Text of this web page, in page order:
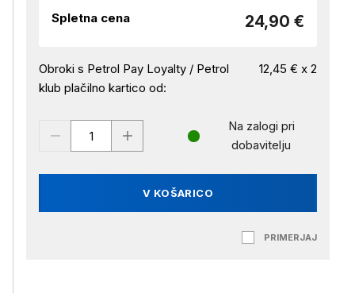
Spletna cena 24,90 €
Obroki s Petrol Pay Loyalty / Petrol
klub plačilno kartico od:
12,45 € x 2
V KOŠARICO
Na zalogi pri
dobavitelju
PRIMERJAJ